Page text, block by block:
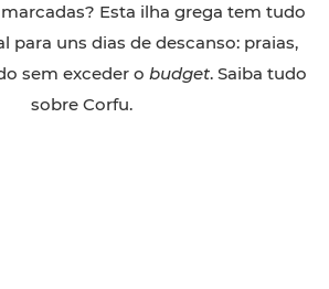
Esta ilha grega tem tudo
para uns dias de descanso: praias,
sem exceder o budget. Saiba tudo
sobre Corfu.